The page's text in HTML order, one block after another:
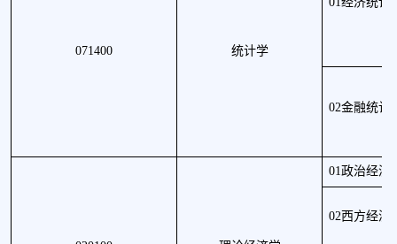
071400 统计学
02金融统计
01政治经济
02西方经济